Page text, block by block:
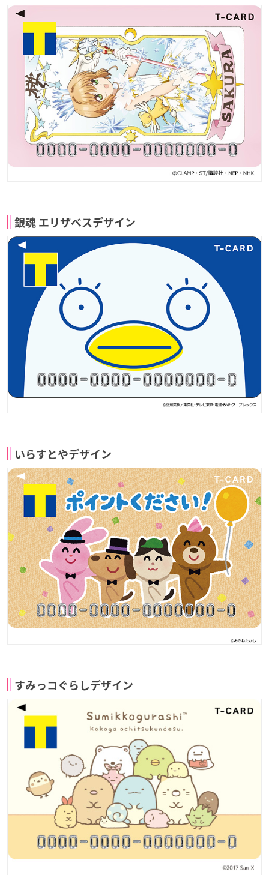
銀魂 エリザベスデザイン
いらすとやデザイン
すみっコぐらしデザイン